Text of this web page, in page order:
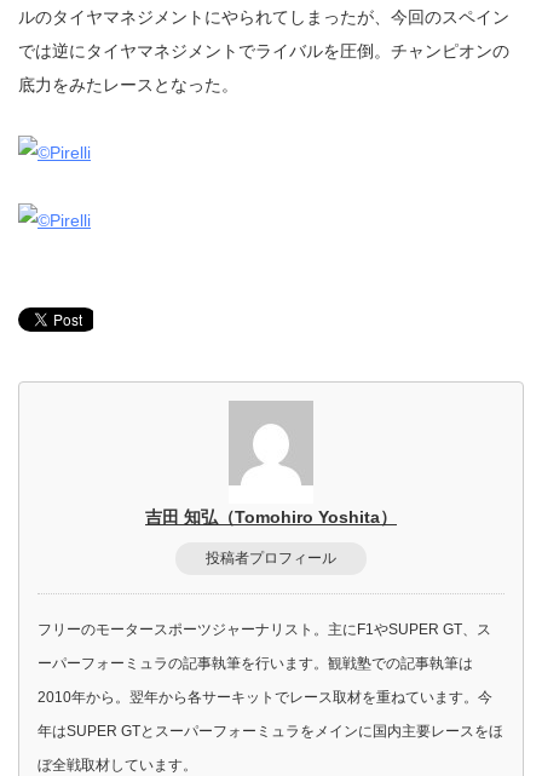
ルのタイヤマネジメントにやられてしまったが、今回のスペイン
では逆にタイヤマネジメントでライバルを圧倒。チャンピオンの
底力をみたレースとなった。
吉田 知弘（Tomohiro Yoshita）
投稿者プロフィール
フリーのモータースポーツジャーナリスト。主にF1やSUPER GT、ス
ーパーフォーミュラの記事執筆を行います。観戦塾での記事執筆は
2010年から。翌年から各サーキットでレース取材を重ねています。今
年はSUPER GTとスーパーフォーミュラをメインに国内主要レースをほ
ぼ全戦取材しています。